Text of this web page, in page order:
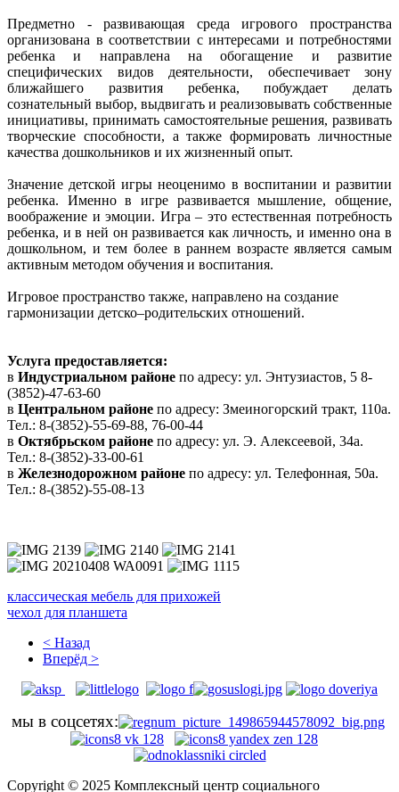
Предметно - развивающая среда игрового пространства
организована в соответствии с интересами и потребностями
ребенка и направлена на обогащение и развитие
специфических видов деятельности, обеспечивает зону
ближайшего развития ребенка, побуждает делать
сознательный выбор, выдвигать и реализовывать собственные
инициативы, принимать самостоятельные решения, развивать
творческие способности, а также формировать личностные
качества дошкольников и их жизненный опыт.
Значение детской игры неоценимо в воспитании и развитии
ребенка. Именно в игре развивается мышление, общение,
воображение и эмоции. Игра – это естественная потребность
ребенка, и в ней он развивается как личность, и именно она в
дошкольном, и тем более в раннем возрасте является самым
активным методом обучения и воспитания.
Игровое пространство также, направлено на создание
гармонизации детско–родительских отношений.
Услуга предоставляется:
в Индустриальном районе по адресу: ул. Энтузиастов, 5 8-
(3852)-47-63-60
в Центральном районе по адресу: Змеиногорский тракт, 110а.
Тел.: 8-(3852)-55-69-88, 76-00-44
в Октябрьском районе по адресу: ул. Э. Алексеевой, 34а.
Тел.: 8-(3852)-33-00-61
в Железнодорожном районе по адресу: ул. Телефонная, 50а.
Тел.: 8-(3852)-55-08-13
классическая мебель для прихожей
чехол для планшета
< Назад
Вперёд >
мы в соцсетях:
Copyright © 2025 Комплексный центр социального